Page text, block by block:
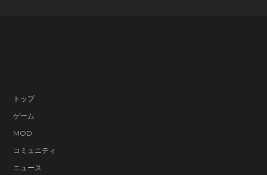
トップ
ゲーム
MOD
コミュニティ
ニュース